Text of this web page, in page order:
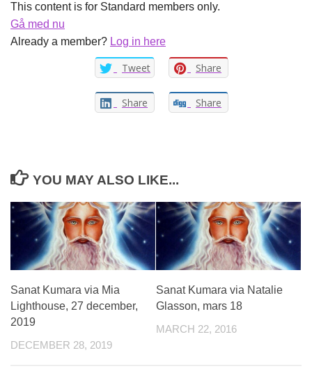
This content is for Standard members only.
Gå med nu
Already a member? Log in here
Tweet Share
Share Share
YOU MAY ALSO LIKE...
Sanat Kumara via Mia
Lighthouse, 27 december,
2019
DECEMBER 28, 2019
Sanat Kumara via Natalie
Glasson, mars 18
MARCH 22, 2016